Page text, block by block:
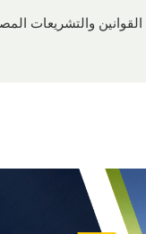
القوانين والتشريعات